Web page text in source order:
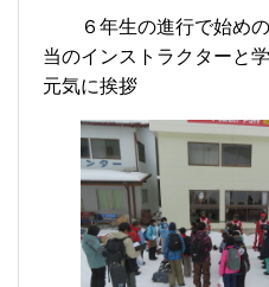
６年生の進行で始めの
当のインストラクターと
元気に挨拶